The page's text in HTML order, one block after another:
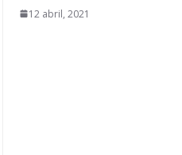
12 abril, 2021